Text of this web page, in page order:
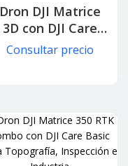
Dron DJI Matrice
3D con DJI Care
Basic (1 año) para
Mapeo y
Consultar precio